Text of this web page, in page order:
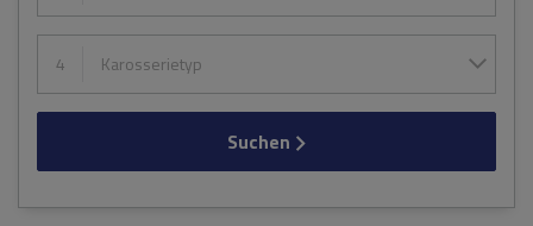
4 Karosserietyp
Suchen